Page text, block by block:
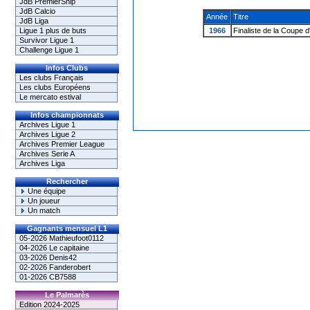
JdB Calcio
JdB Liga
Ligue 1 plus de buts
Survivor Ligue 1
Challenge Ligue 1
Infos Clubs
Les clubs Français
Les clubs Européens
Le mercato estival
Infos championnats
Archives Ligue 1
Archives Ligue 2
Archives Premier League
Archives Serie A
Archives Liga
Rechercher
Une équipe
Un joueur
Un match
Gagnants mensuel L1
05-2026 Mathieufoot0112
04-2026 Le capitaine
03-2026 Denis42
02-2026 Fanderobert
01-2026 CB7588
Le Palmarès
Edition 2024-2025
Année
Titre
1966
Finaliste de la Coupe